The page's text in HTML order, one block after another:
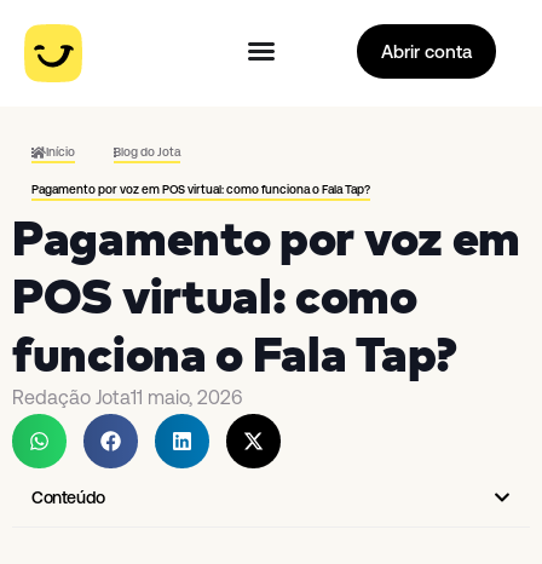
Abrir conta
Início Blog do Jota
Pagamento por voz em POS virtual: como funciona o Fala Tap?
Pagamento por voz em
POS virtual: como
funciona o Fala Tap?
Redação Jota11 maio, 2026
Conteúdo